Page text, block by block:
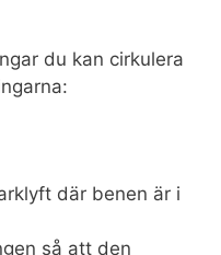
du kan cirkulera
där benen är i
så att den